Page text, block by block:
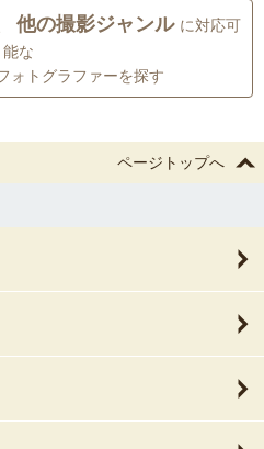
他の撮影ジャンル に対応可
能な
ォトグラファーを探す
ページトップへ